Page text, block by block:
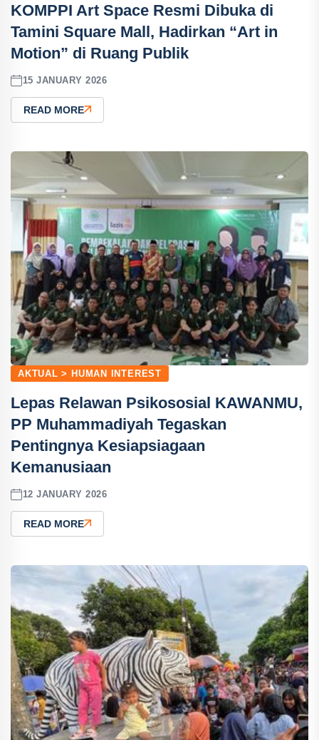
KOMPPI Art Space Resmi Dibuka di
Tamini Square Mall, Hadirkan “Art in
Motion” di Ruang Publik
15 JANUARY 2026
READ MORE
AKTUAL > HUMAN INTEREST
Lepas Relawan Psikososial KAWANMU,
PP Muhammadiyah Tegaskan
Pentingnya Kesiapsiagaan
Kemanusiaan
12 JANUARY 2026
READ MORE